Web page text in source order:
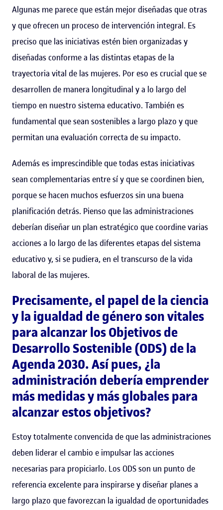
Algunas me parece que están mejor diseñadas que otras
y que ofrecen un proceso de intervención integral. Es
preciso que las iniciativas estén bien organizadas y
diseñadas conforme a las distintas etapas de la
trayectoria vital de las mujeres. Por eso es crucial que se
desarrollen de manera longitudinal y a lo largo del
tiempo en nuestro sistema educativo. También es
fundamental que sean sostenibles a largo plazo y que
permitan una evaluación correcta de su impacto.
Además es imprescindible que todas estas iniciativas
sean complementarias entre sí y que se coordinen bien,
porque se hacen muchos esfuerzos sin una buena
planificación detrás. Pienso que las administraciones
deberían diseñar un plan estratégico que coordine varias
acciones a lo largo de las diferentes etapas del sistema
educativo y, si se pudiera, en el transcurso de la vida
laboral de las mujeres.
Precisamente, el papel de la ciencia
y la igualdad de género son vitales
para alcanzar los Objetivos de
Desarrollo Sostenible (ODS) de la
Agenda 2030. Así pues, ¿la
administración debería emprender
más medidas y más globales para
alcanzar estos objetivos?
Estoy totalmente convencida de que las administraciones
deben liderar el cambio e impulsar las acciones
necesarias para propiciarlo. Los ODS son un punto de
referencia excelente para inspirarse y diseñar planes a
largo plazo que favorezcan la igualdad de oportunidades